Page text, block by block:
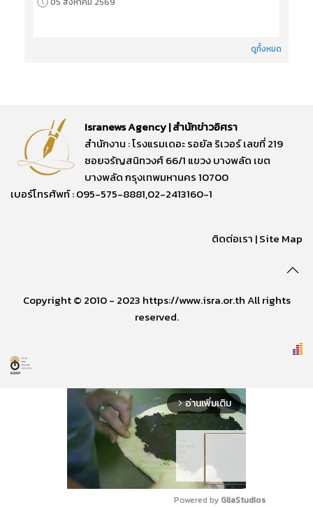
ดูทั้งหมด
Isranews Agency | สำนักข่าวอิศรา
สำนักงาน : โรงแรมเดอะ รอยัล ริเวอร์ เลขที่ 219
ซอยจรัญสนิทวงศ์ 66/1 แขวง บางพลัด เขต
บางพลัด กรุงเทพมหานคร 10700
เบอร์โทรศัพท์ : 095-575-8881,02-2413160-1
ติดต่อเรา |Site Map
Copyright © 2010 - 2023 https://www.isra.or.th All rights
reserved.
arrow_forward_ios อ่านเพิ่มเติม
Powered by GliaStudios